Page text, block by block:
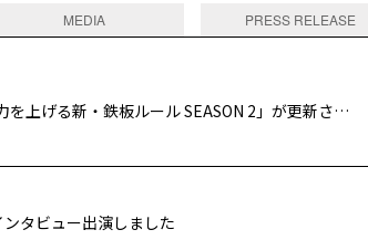
MEDIA PRESS RELEASE
代表取締役社長・松井謙介のウェブ連載「文章力を上げる新・鉄板ルール SEASON 2」が更新されました
タビュー出演しました